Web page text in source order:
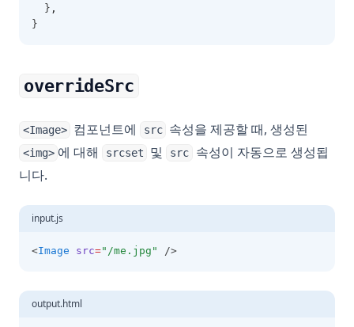
  }
,
}
overrideSrc
<Image> 컴포넌트에 src 속성을 제공할 때, 생성된
<img> 에 대해 srcset 및 src
속성이 자동으로 생성됩
니다.
input.js
<Image src="/me.jpg" />
output.html